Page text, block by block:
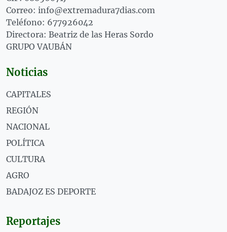
Correo: info@extremadura7dias.com
Teléfono: 677926042
Directora: Beatriz de las Heras Sordo
GRUPO VAUBÁN
Noticias
CAPITALES
REGIÓN
NACIONAL
POLÍTICA
CULTURA
AGRO
BADAJOZ ES DEPORTE
Reportajes